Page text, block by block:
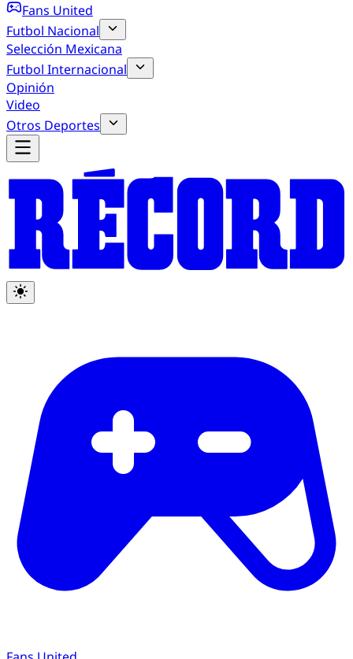
Fans United
Futbol Nacional
Selección Mexicana
Futbol Internacional
Opinión
Video
Otros Deportes